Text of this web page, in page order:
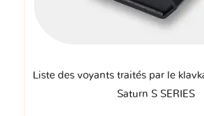
Liste des voyants traités par le
Saturn S SERIES